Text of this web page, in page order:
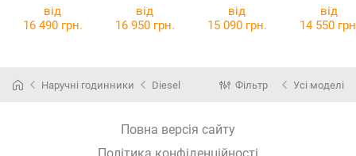
DZ4686
від
16 490 грн.
від
16 950 грн.
від
15 090 грн.
від
14 550
Наручні годинники Diesel Фільтр Усі моделі
Повна версія сайту